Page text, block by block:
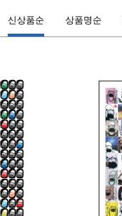
신상품순 상품명순